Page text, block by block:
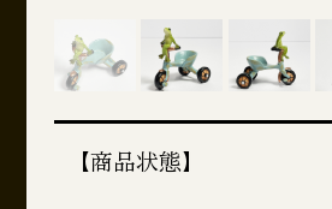
【商品状態】